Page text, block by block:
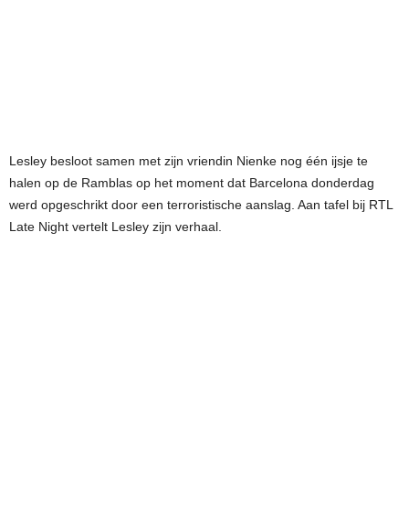
Lesley besloot samen met zijn vriendin Nienke nog één ijsje te
halen op de Ramblas op het moment dat Barcelona donderdag
werd opgeschrikt door een terroristische aanslag. Aan tafel bij RTL
Late Night vertelt Lesley zijn verhaal.